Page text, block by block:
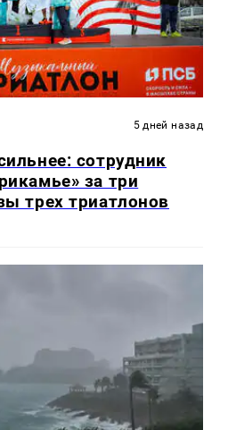
5 дней назад
сотрудник
за три
трех триатлонов